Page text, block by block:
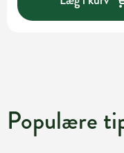
Populære